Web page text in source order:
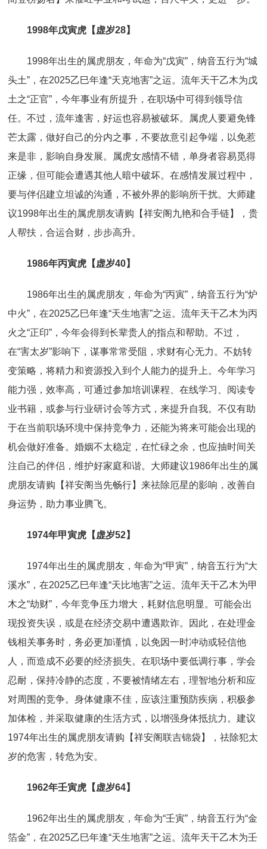
1998年戊寅虎【虚岁28】
1998年出生的属虎朋友，年命为“戊寅”，纳音五行为“城
头土”，在2025乙巳年逢“天克地害”之运。流年天干乙木为戊
土之“正官”，今年事业有所提升，在职场中可得到领导信
任。不过，流年逢害，好运也容易被破坏。属虎人要避免锋
芒太露，做好自己的分内之事，不要故意引起争端，以免惹
来是非，影响自身发展。属虎女感情不错，单身者容易觅得
正缘，但可能会遭遇其他人暗中破坏。在感情发展过程中，
要与伴侣建立坦诚的沟通，不被外界的影响所干扰。大师建
议1998年出生的属虎朋友请购【祥安阁九艳和合手链】，贵
人帮扶，合运合财，步步高升。
1986年丙寅虎【虚岁40】
1986年出生的属虎朋友，年命为“丙寅”，纳音五行为“炉
中火”，在2025乙巳年逢“天生地害”之运。流年天干乙木为丙
火之“正印”，今年会得到长辈贵人的指点和帮助。不过，
在“害太岁”影响下，谋事常常受阻，求财有心无力。不妨转
变策略，将精力和资源投入到个人能力的提升上。今年学习
能力强，效率高，可通过参加培训课程、在线学习、阅读专
业书籍，或参与行业研讨会等方式，来提升自我。不仅有助
于在当前职场环境中保持竞争力，还能为将来可能会出现的
机会做好准备。婚姻不太稳定，在忙碌之余，也应抽时间关
注自己的伴侣，维护好家庭和谐。大师建议1986年出生的属
虎朋友请购【祥安阁当先畅行】来祛除厄星的影响，改善自
身运势，助力事业腾飞。
1974年甲寅虎【虚岁52】
1974年出生的属虎朋友，年命为“甲寅”，纳音五行为“大
溪水”，在2025乙巳年逢“天比地害”之运。流年天干乙木为甲
木之“劫财”，今年竞争压力增大，耗财信息明显。可能会出
现投资失误，或是在经济交易中遭遇欺诈。因此，在处理金
钱相关事务时，务必更加谨慎，以免因一时冲动或轻信他
人，而造成不必要的经济损失。在职场中要低调行事，学会
忍耐，保持冷静的态度，不要被情绪左右，理智地分析和应
对周围的竞争。身体健康不佳，应该注重预防疾病，积极参
加体检，并采取健康的生活方式，以增强身体抵抗力。建议
1974年出生的属虎朋友请购【祥安阁联吉锦袋】，祛除犯太
岁的危害，转危为安。
1962年壬寅虎【虚岁64】
1962年出生的属虎朋友，年命为“壬寅”，纳音五行为“金
箔金”，在2025乙巳年逢“天生地害”之运。流年天干乙木为壬